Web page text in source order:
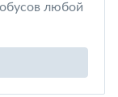
любой